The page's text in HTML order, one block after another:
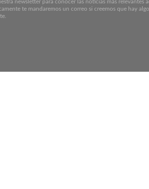
newsletter para conocer las noticias más relevantes
te mandaremos un correo si creemos que hay